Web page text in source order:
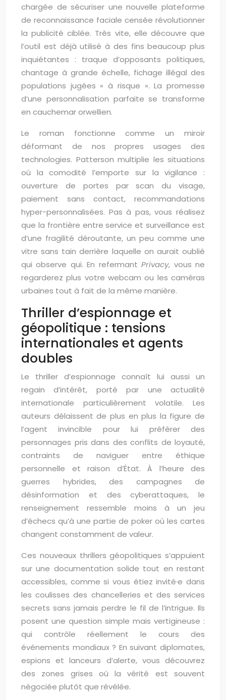
chargée de sécuriser une nouvelle plateforme
de reconnaissance faciale censée révolutionner
la publicité ciblée. Très vite, elle découvre que
l’outil est déjà utilisé à des fins beaucoup plus
inquiétantes : traque d’opposants politiques,
chantage à grande échelle, fichage illégal des
populations jugées « à risque ». La promesse
d’une personnalisation parfaite se transforme
en cauchemar orwellien.
Le roman fonctionne comme un miroir
déformant de nos propres usages des
technologies. Patterson multiplie les situations
où la comodité l’emporte sur la vigilance :
ouverture de portes par scan du visage,
paiement sans contact, recommandations
hyper-personnalisées. Pas à pas, vous réalisez
que la frontière entre service et surveillance est
d’une fragilité déroutante, un peu comme une
vitre sans tain derrière laquelle on aurait oublié
qui observe qui. En refermantPrivacy, vous ne
regarderez plus votre webcam ou les caméras
urbaines tout à fait de la même manière.
Thriller d’espionnage et
géopolitique : tensions
internationales et agents
doubles
Le thriller d’espionnage connaît lui aussi un
regain d’intérêt, porté par une actualité
internationale particulièrement volatile. Les
auteurs délaissent de plus en plus la figure de
l’agent invincible pour lui préférer des
personnages pris dans des conflits de loyauté,
contraints de naviguer entre éthique
personnelle et raison d’État. À l’heure des
guerres hybrides, des campagnes de
désinformation et des cyberattaques, le
renseignement ressemble moins à un jeu
d’échecs qu’à une partie de poker où les cartes
changent constamment de valeur.
Ces nouveaux thrillers géopolitiques s’appuient
sur une documentation solide tout en restant
accessibles, comme si vous étiez invité·e dans
les coulisses des chancelleries et des services
secrets sans jamais perdre le fil de l’intrigue. Ils
posent une question simple mais vertigineuse :
qui contrôle réellement le cours des
événements mondiaux ? En suivant diplomates,
espions et lanceurs d’alerte, vous découvrez
des zones grises où la vérité est souvent
négociée plutôt que révélée.